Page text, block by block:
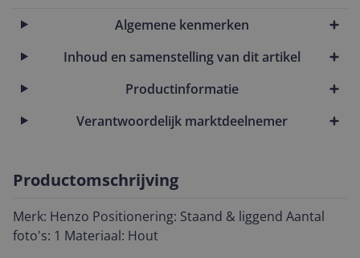
Algemene kenmerken
Inhoud en samenstelling van dit artikel
Productinformatie
Verantwoordelijk marktdeelnemer
Productomschrijving
Merk: Henzo Positionering: Staand & liggend Aantal
foto's: 1 Materiaal: Hout